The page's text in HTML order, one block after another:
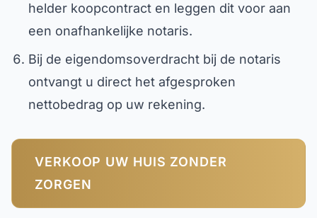
helder koopcontract en leggen dit voor aan
een onafhankelijke notaris.
Bij de eigendomsoverdracht bij de notaris
ontvangt u direct het afgesproken
nettobedrag op uw rekening.
VERKOOP UW HUIS ZONDER
ZORGEN